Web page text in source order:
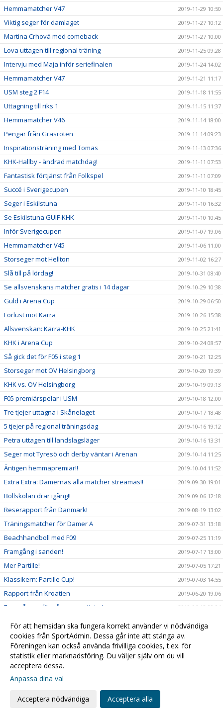
Hemmamatcher V47 2019-11-29 10:50
Viktig seger för damlaget 2019-11-27 10:12
Martina Crhová med comeback 2019-11-27 10:00
Lova uttagen till regional träning 2019-11-25 09:28
Intervju med Maja inför seriefinalen 2019-11-24 14:02
Hemmamatcher V47 2019-11-21 11:17
USM steg 2 F14 2019-11-18 11:55
Uttagning till riks 1 2019-11-15 11:37
Hemmamatcher V46 2019-11-14 18:00
Pengar från Gräsroten 2019-11-14 09:23
Inspirationsträning med Tomas 2019-11-13 07:36
KHK-Hallby - ändrad matchdag! 2019-11-11 07:53
Fantastisk förtjänst från Folkspel 2019-11-11 07:09
Succé i Sverigecupen 2019-11-10 18:45
Seger i Eskilstuna 2019-11-10 16:32
Se Eskilstuna GUIF-KHK 2019-11-10 10:45
Inför Sverigecupen 2019-11-07 19:06
Hemmamatcher V45 2019-11-06 11:00
Storseger mot Hellton 2019-11-02 16:27
Slå till på lördag! 2019-10-31 08:40
Se allsvenskans matcher gratis i 14 dagar 2019-10-29 10:38
Guld i Arena Cup 2019-10-29 06:50
Förlust mot Kärra 2019-10-26 15:38
Allsvenskan: Kärra-KHK 2019-10-25 21:41
KHK i Arena Cup 2019-10-24 08:57
Så gick det för F05 i steg 1 2019-10-21 12:25
Storseger mot OV Helsingborg 2019-10-20 19:39
KHK vs. OV Helsingborg 2019-10-19 09:13
F05 premiärspelar i USM 2019-10-18 12:00
Tre tjejer uttagna i Skånelaget 2019-10-17 18:48
5 tjejer på regional träningsdag 2019-10-16 19:12
Petra uttagen till landslagsläger 2019-10-16 13:31
Seger mot Tyresö och derby väntar i Arenan 2019-10-14 11:25
Äntigen hemmapremiär!! 2019-10-04 11:52
Extra Extra: Damernas alla matcher streamas!! 2019-09-30 19:01
Bollskolan drar igång!! 2019-09-06 12:18
Reserapport från Danmark! 2019-08-19 13:02
Träningsmatcher för Damer A 2019-07-31 13:18
Beachhandboll med F09 2019-07-25 11:19
Framgång i sanden! 2019-07-17 13:00
Mer Partille! 2019-07-05 17:21
Klassikern: Partille Cup! 2019-07-03 14:55
Rapport från Kroatien 2019-06-20 19:06
Framgångar för våra yngre tjejer! 2019-06-12 09:04
Ny spelare klar för Damer A! 2019-06-03 12:07
Vad händer i klubben just nu...? 2019-05-17 11:44
På lördag kl 16.00 smäller det!! 2019-04-11 22:51
F07/08 på vift!
Uppdatering från Gran Canaria
Full fart framåt! Challenge Cup info:
Massor med handboll i helgen!!!
För att hemsidan ska fungera korrekt använder vi nödvändiga
cookies från SportAdmin. Dessa går inte att stänga av.
Föreningen kan också använda frivilliga cookies, t.ex. för
statistik eller marknadsföring. Du väljer själv om du vill
acceptera dessa.
Anpassa dina val
Acceptera nödvändiga Acceptera alla